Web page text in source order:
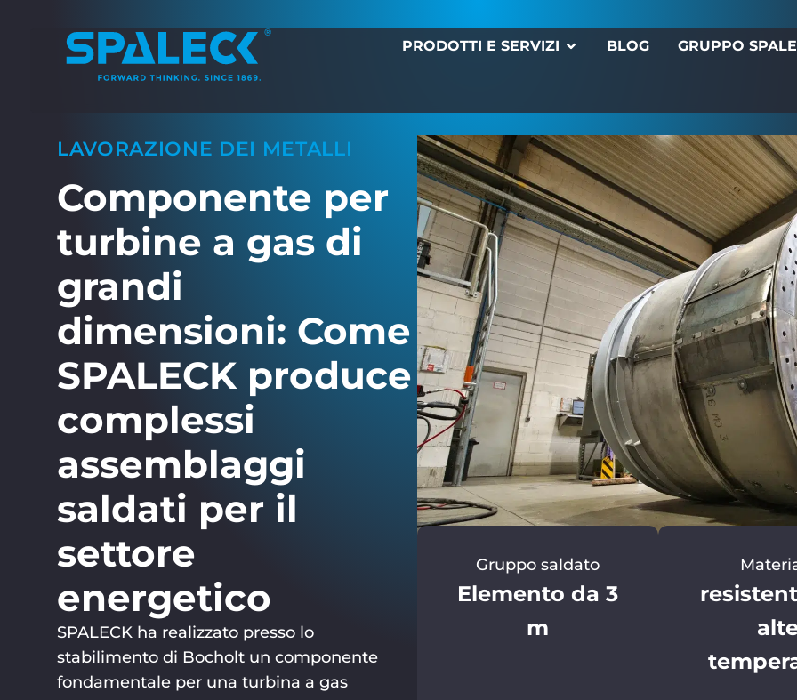
PRODOTTI E SERVIZI BLOG GRUPPO
LAVORAZIONE DEI METALLI
Componente per
turbine a gas di
grandi
dimensioni: Come
SPALECK produce
complessi
assemblaggi
saldati per il
settore
energetico
SPALECK ha realizzato presso lo
stabilimento di Bocholt un componente
fondamentale per una turbina a gas
Gruppo saldato
Elemento da 3
m